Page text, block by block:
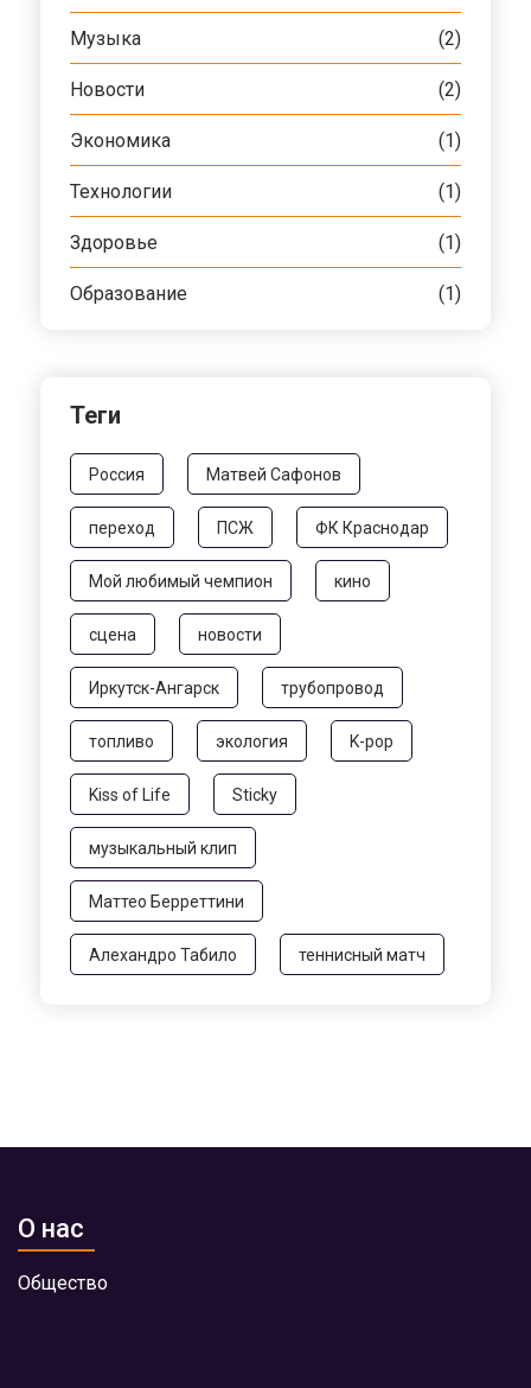
Музыка (2)
Новости (2)
Экономика (1)
Технологии (1)
Здоровье (1)
Образование (1)
Теги
Россия Матвей Сафонов
переход ПСЖ ФК Краснодар
Мой любимый чемпион кино
сцена новости
Иркутск-Ангарск трубопровод
топливо экология K-pop
Kiss of Life Sticky
музыкальный клип
Маттео Берреттини
Алехандро Табило теннисный матч
О нас
Общество